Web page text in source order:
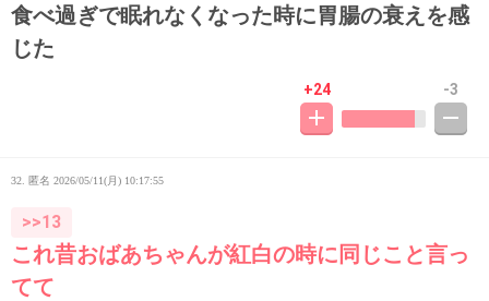
食べ過ぎで眠れなくなった時に胃腸の衰えを感
じた
+24 -3
32. 匿名 2026/05/11(月) 10:17:55
>>13
これ昔おばあちゃんが紅白の時に同じこと言っ
てて